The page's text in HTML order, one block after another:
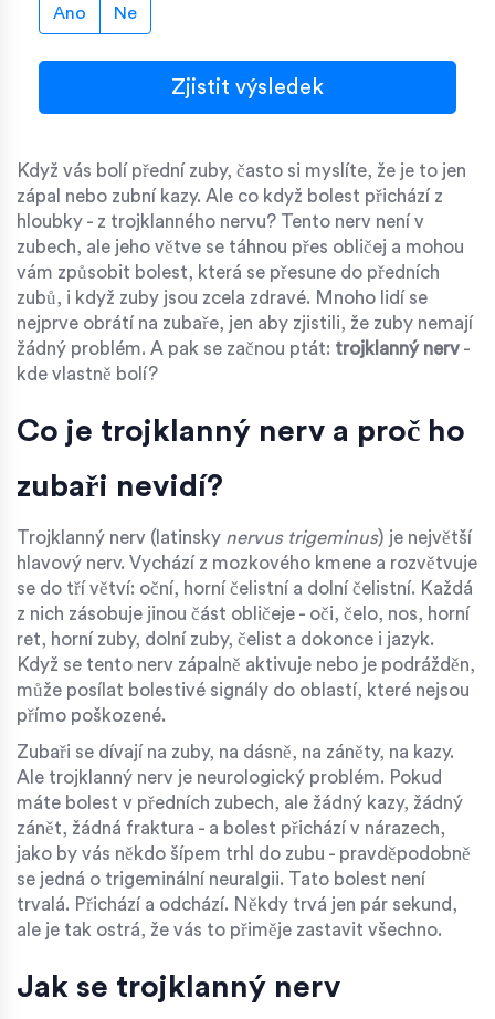
Ano Ne
Zjistit výsledek
Když vás bolí přední zuby, často si myslíte, že je to jen
zápal nebo zubní kazy. Ale co když bolest přichází z
hloubky - z trojklanného nervu? Tento nerv není v
zubech, ale jeho větve se táhnou přes obličej a mohou
vám způsobit bolest, která se přesune do předních
zubů, i když zuby jsou zcela zdravé. Mnoho lidí se
nejprve obrátí na zubaře, jen aby zjistili, že zuby nemají
žádný problém. A pak se začnou ptát: trojklanný nerv -
kde vlastně bolí?
Co je trojklanný nerv a proč ho
zubaři nevidí?
Trojklanný nerv (latinsky nervus trigeminus) je největší
hlavový nerv. Vychází z mozkového kmene a rozvětvuje
se do tří větví: oční, horní čelistní a dolní čelistní. Každá
z nich zásobuje jinou část obličeje - oči, čelo, nos, horní
ret, horní zuby, dolní zuby, čelist a dokonce i jazyk.
Když se tento nerv zápalně aktivuje nebo je podrážděn,
může posílat bolestivé signály do oblastí, které nejsou
přímo poškozené.
Zubaři se dívají na zuby, na dásně, na záněty, na kazy.
Ale trojklanný nerv je neurologický problém. Pokud
máte bolest v předních zubech, ale žádný kazy, žádný
zánět, žádná fraktura - a bolest přichází v nárazech,
jako by vás někdo šípem trhl do zubu - pravděpodobně
se jedná o trigeminální neuralgii. Tato bolest není
trvalá. Přichází a odchází. Někdy trvá jen pár sekund,
ale je tak ostrá, že vás to přiměje zastavit všechno.
Jak se trojklanný nerv